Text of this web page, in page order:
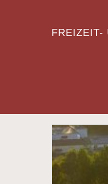
FREIZEIT-